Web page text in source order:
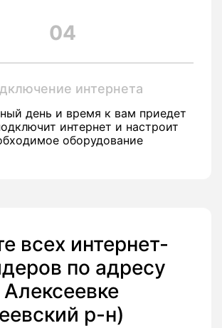
04
интернета
день и время к вам приедет
интернет и настроит
оборудование
всех интернет-
по адресу
р-н)